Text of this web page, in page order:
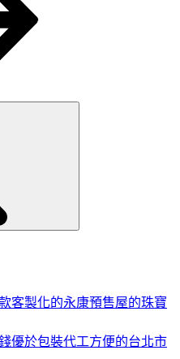
客製化的永康預售屋的珠寶
優於包裝代工方便的台北市